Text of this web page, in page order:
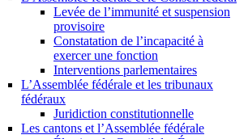
Levée de l’immunité et suspension
provisoire
Constatation de l’incapacité à
exercer une fonction
Interventions parlementaires
L’Assemblée fédérale et les tribunaux
fédéraux
Juridiction constitutionnelle
Les cantons et l’Assemblée fédérale